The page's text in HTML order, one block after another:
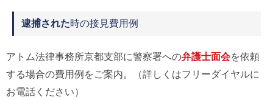
逮捕された時の接見費用例
アトム法律事務所京都支部に警察署への弁護士面会を依頼
する場合の費用例をご案内。（詳しくはフリーダイヤルに
お電話ください）